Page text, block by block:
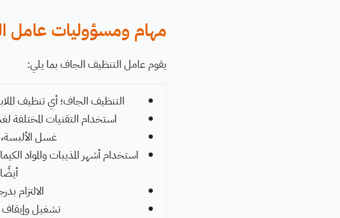
مهام ومسؤوليات عامل
يقوم عامل التنظيف الجاف بما يلي:
التنظيف الجاف؛ أي تنظيف
استخدام التقنيات
غسل
الالتزام
تشغيل وإيقاف